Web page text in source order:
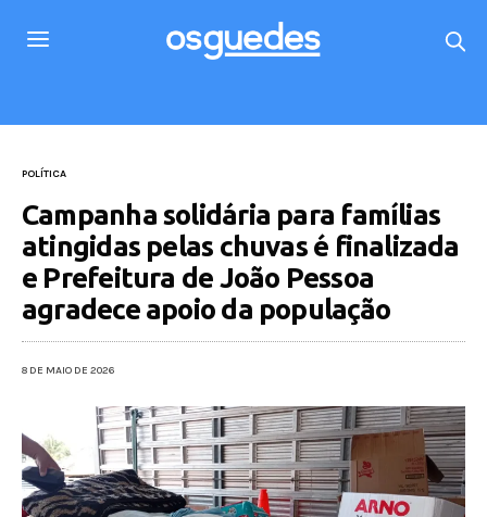
POLÍTICA
Campanha solidária para famílias
atingidas pelas chuvas é finalizada
e Prefeitura de João Pessoa
agradece apoio da população
8 DE MAIO DE 2026